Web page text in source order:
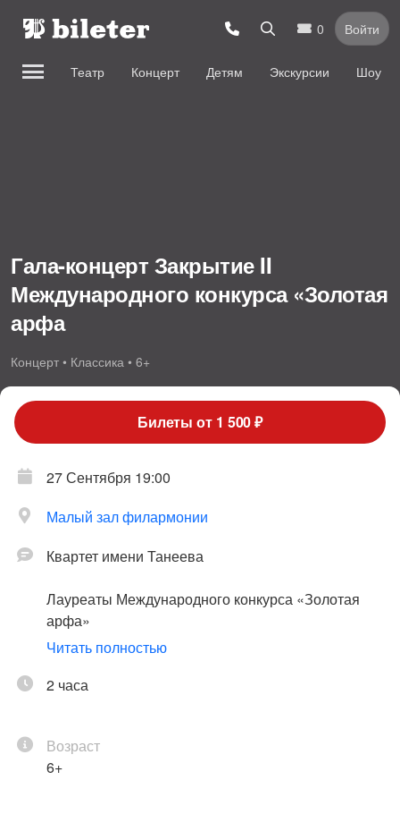
0 Войти
Театр Концерт Детям Экскурсии Шоу
Гала-концерт Закрытие II
Международного конкурса «Золотая
арфа
Концерт • Классика • 6+
Билеты от 1 500 ₽
27 Сентября 19:00
Малый зал филармонии
Квартет имени Танеева
Лауреаты Международного конкурса «Золотая
арфа»
виолончель; Анна Макарова - арфа; Дмитрий
саксофон; Николай Попов - флейта
Читать полностью
2 часа
Возраст
6+